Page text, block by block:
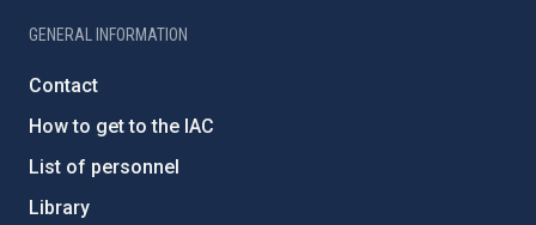
GENERAL INFORMATION
Contact
How to get to the IAC
List of personnel
Library